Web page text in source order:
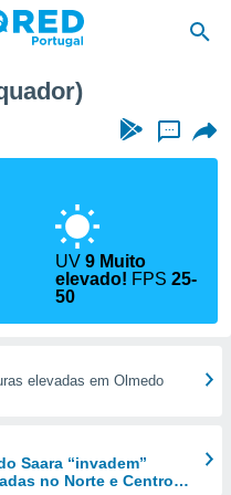
...
UV9 Muito
elevado! FPS25-
50
elevadas em Olmedo
Saara “invadem”
no Norte e Centro